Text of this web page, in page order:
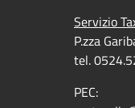
Servizio
P.zza
tel.
PEC: